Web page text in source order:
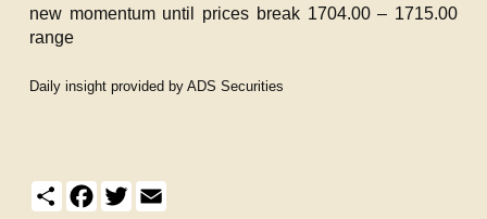
new momentum until prices break 1704.00 – 1715.00
range
Daily insight provided by ADS Securities
S
h
F
a
T
w
E
m